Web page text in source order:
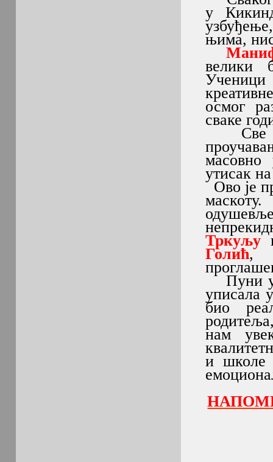
у
њима,
велики
осмог
сваке
Све
масовно
утисак
Ово је
Тркуљу
Голић,
Пуни
уписала
био
нам
и школе